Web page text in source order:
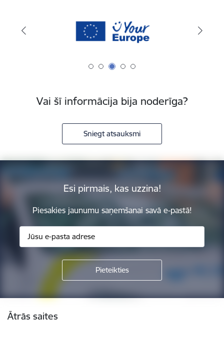
Vai šī informācija bija noderīga?
Sniegt atsauksmi
Esi pirmais, kas uzzina!
Piesakies jaunumu saņemšanai savā e-pastā!
Ātrās saites